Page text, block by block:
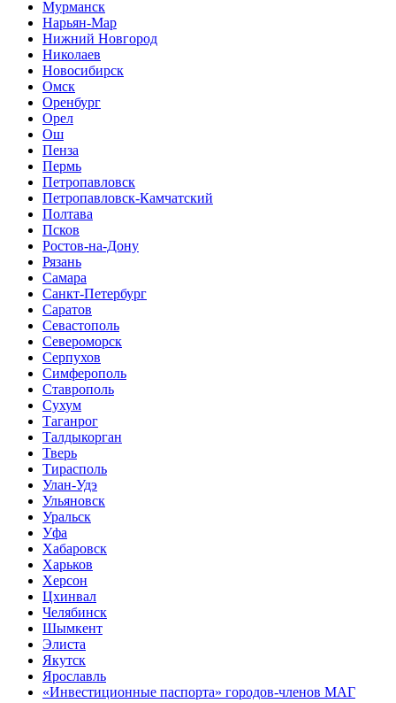
Мурманск
Нарьян-Мар
Нижний Новгород
Николаев
Новосибирск
Омск
Оренбург
Орел
Ош
Пенза
Пермь
Петропавловск
Петропавловск-Камчатский
Полтава
Псков
Ростов-на-Дону
Рязань
Самара
Санкт-Петербург
Саратов
Севастополь
Североморск
Серпухов
Симферополь
Ставрополь
Сухум
Таганрог
Tалдыкорган
Тверь
Тирасполь
Улан-Удэ
Ульяновск
Уральск
Уфа
Хабаровск
Харьков
Херсон
Цхинвал
Челябинск
Шымкент
Элиста
Якутск
Ярославль
«Инвестиционные паспорта» городов-членов МАГ